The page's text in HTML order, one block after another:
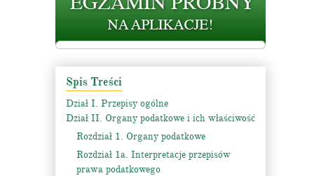
Spis Treści
Dział I. Przepisy ogólne
Dział II. Organy podatkowe i ich właściwość
Rozdział 1. Organy podatkowe
Rozdział 1a. Interpretacje przepisów
prawa podatkowego